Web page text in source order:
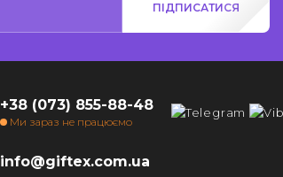
ПІДПИСАТИСЯ
+38 (073) 855-88-48
Ми зараз не працюємо
info@giftex.com.ua